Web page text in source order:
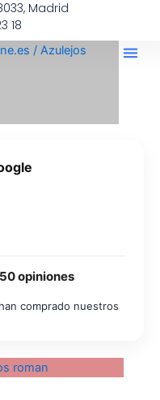
Madrid
18
opiniones
comprado nuestros